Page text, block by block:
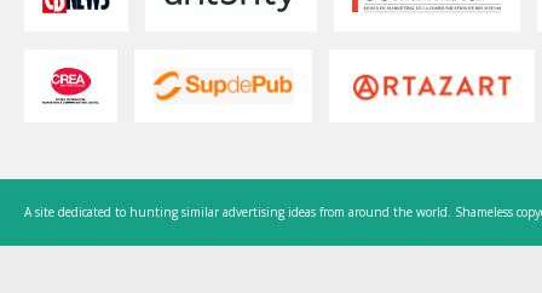
A site dedicated to hunting similar advertising ideas from around the world. Shameless